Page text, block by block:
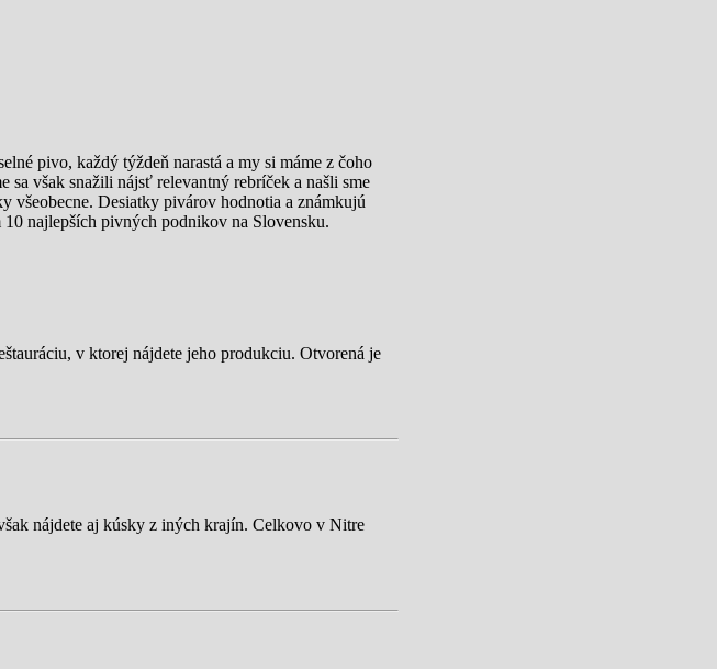
pivo, každý týždeň narastá a my si máme z čoho
však snažili nájsť relevantný rebríček a našli sme
všeobecne. Desiatky pivárov hodnotia a známkujú
najlepších pivných podnikov na Slovensku.
v ktorej nájdete jeho produkciu. Otvorená je
nájdete aj kúsky z iných krajín. Celkovo v Nitre